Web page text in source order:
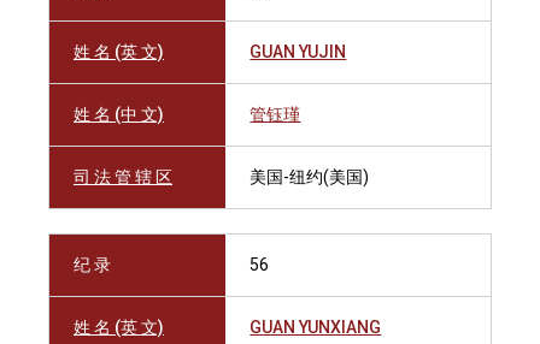
姓 名 (英 文) GUAN YUJIN
姓 名 (中 文) 管钰瑾
司 法 管 辖 区 美国-纽约(美国)
纪 录 56
姓 名 (英 文) GUAN YUNXIANG